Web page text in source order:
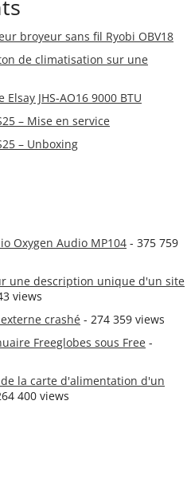
broyeur sans fil Ryobi OBV18
de climatisation sur une
JHS-AO16 9000 BTU
– Mise en service
– Unboxing
Oxygen Audio MP104 - 375 759
une description unique d'un site
views
crashé - 274 359 views
Freeglobes sous Free -
la carte d'alimentation d'un
400 views